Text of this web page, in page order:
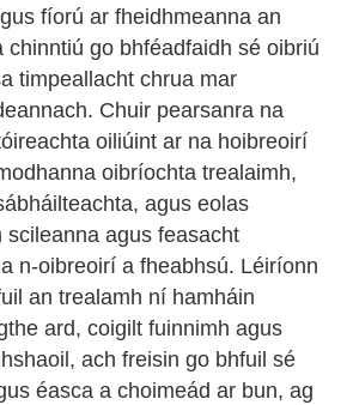
fíorú ar fheidhmeanna an
chinntiú go bhféadfaidh sé oibriú
timpeallacht chrua mar
Chuir pearsanra na
oiliúint ar na hoibreoirí
oibríochta trealaimh,
agus eolas
scileanna agus feasacht
n-oibreoirí a fheabhsú. Léiríonn
an trealamh ní hamháin
ard, coigilt fuinnimh agus
ach freisin go bhfuil sé
éasca a choimeád ar bun, ag